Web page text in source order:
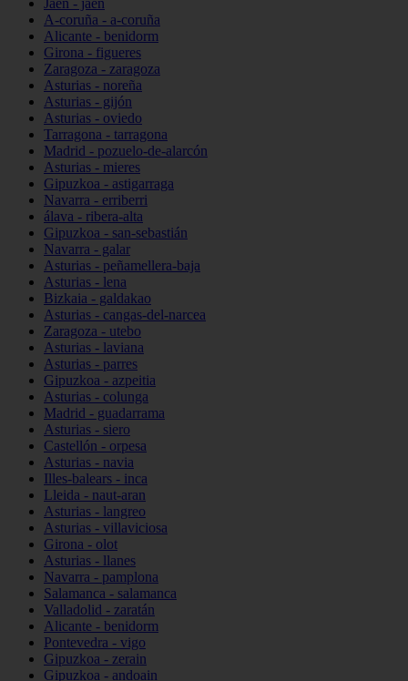
Jaén - jaén
A-coruña - a-coruña
Alicante - benidorm
Girona - figueres
Zaragoza - zaragoza
Asturias - noreña
Asturias - gijón
Asturias - oviedo
Tarragona - tarragona
Madrid - pozuelo-de-alarcón
Asturias - mieres
Gipuzkoa - astigarraga
Navarra - erriberri
álava - ribera-alta
Gipuzkoa - san-sebastián
Navarra - galar
Asturias - peñamellera-baja
Asturias - lena
Bizkaia - galdakao
Asturias - cangas-del-narcea
Zaragoza - utebo
Asturias - laviana
Asturias - parres
Gipuzkoa - azpeitia
Asturias - colunga
Madrid - guadarrama
Asturias - siero
Castellón - orpesa
Asturias - navia
Illes-balears - inca
Lleida - naut-aran
Asturias - langreo
Asturias - villaviciosa
Girona - olot
Asturias - llanes
Navarra - pamplona
Salamanca - salamanca
Valladolid - zaratán
Alicante - benidorm
Pontevedra - vigo
Gipuzkoa - zerain
Gipuzkoa - andoain